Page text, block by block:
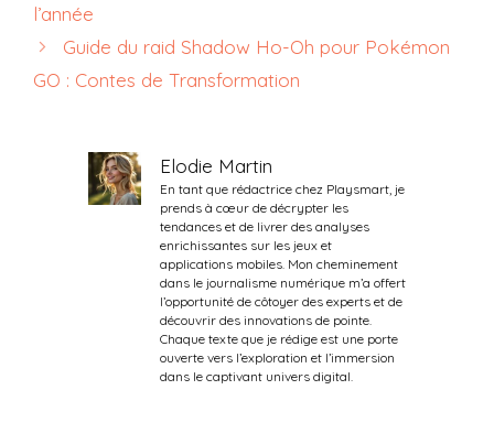
l’année
Guide du raid Shadow Ho-Oh pour Pokémon
GO : Contes de Transformation
Elodie Martin
En tant que rédactrice chez Playsmart, je
prends à cœur de décrypter les
tendances et de livrer des analyses
enrichissantes sur les jeux et
applications mobiles. Mon cheminement
dans le journalisme numérique m’a offert
l’opportunité de côtoyer des experts et de
découvrir des innovations de pointe.
Chaque texte que je rédige est une porte
ouverte vers l’exploration et l’immersion
dans le captivant univers digital.